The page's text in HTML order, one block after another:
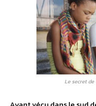
Le secret de